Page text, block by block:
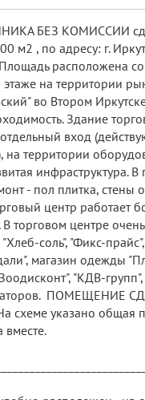
БЕЗ КОМИССИИ
м2 , по адресу: г.
расположена
на территории
во Втором
Здание
отдельный вход
на территории
инфраструктура.
- пол плитка, стены
центр работает
В торговом центре
соль", "Фикс-
магазин одежды
"КДВ-
ПОМЕЩЕНИЕ
схеме указано общая
вместе.